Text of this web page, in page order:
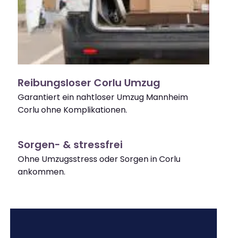
Reibungsloser Corlu Umzug
Garantiert ein nahtloser Umzug Mannheim
Corlu ohne Komplikationen.
Sorgen- & stressfrei
Ohne Umzugsstress oder Sorgen in Corlu
ankommen.